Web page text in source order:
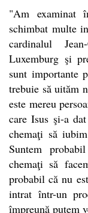
"Am examinat
schimbat multe
cardinalul
Luxemburg şi
sunt importante
trebuie să uităm
este mereu
care Isus şi-a
chemaţi să
Suntem
chemaţi să
probabil că nu
intrat într-un
împreună putem